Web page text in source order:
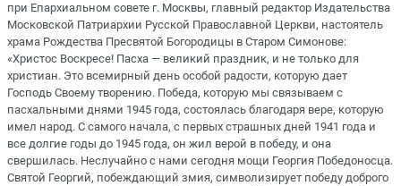
при Епархиальном совете г. Москвы, главный редактор Издательства
Московской Патриархии Русской Православной Церкви, настоятель
храма Рождества Пресвятой Богородицы в Старом Симонове:
«Христос Воскресе! Пасха — великий праздник, и не только для
христиан. Это всемирный день особой радости, которую дает
Господь Своему творению. Победа, которую мы связываем с
пасхальными днями 1945 года, состоялась благодаря вере, которую
имел народ. С самого начала, с первых страшных дней 1941 года и
все долгие годы до 1945 года, он жил верой в победу, и она
свершилась. Неслучайно с нами сегодня мощи Георгия Победоносца.
Святой Георгий, побеждающий змия, символизирует победу доброго